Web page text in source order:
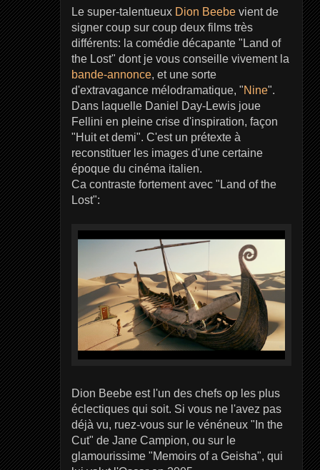
Le super-talentueux Dion Beebevient de
signer coup sur coup deux films très
différents: la comédie décapante "Land of
the Lost" dont je vous conseille vivement la
bande-annonce, et une sorte
d'extravagance mélodramatique, "Nine".
Dans laquelle Daniel Day-Lewis joue
Fellini en pleine crise d'inspiration, façon
"Huit et demi". C'est un prétexte à
reconstituer les images d'une certaine
époque du cinéma italien.
Ca contraste fortement avec "Land of the
Lost":
Dion Beebe est l'un des chefs op les plus
éclectiques qui soit. Si vous ne l'avez pas
déjà vu, ruez-vous sur le vénéneux "In the
Cut" de Jane Campion, ou sur le
glamourissime "Memoirs of a Geisha", qui